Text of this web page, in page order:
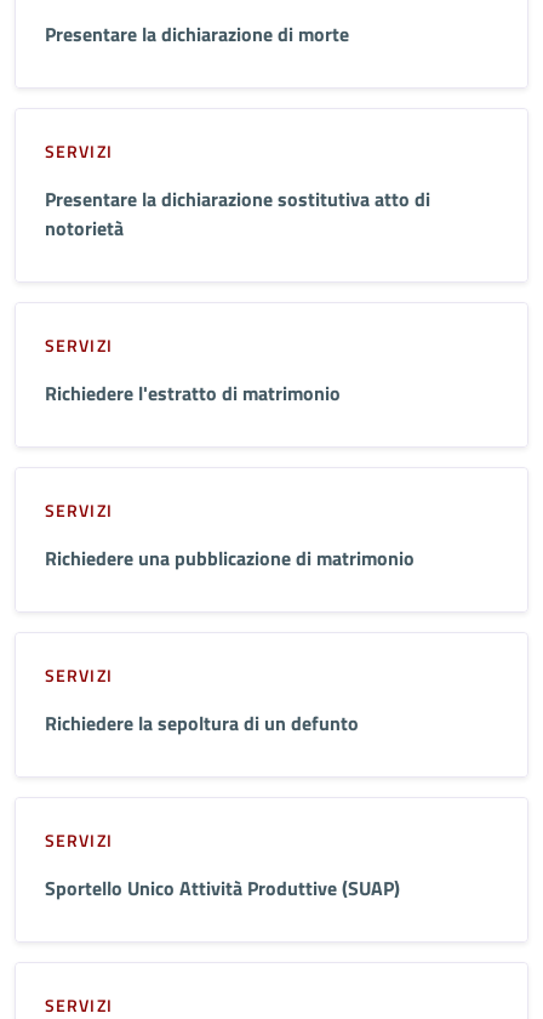
Presentare la dichiarazione di morte
SERVIZI
Presentare la dichiarazione sostitutiva atto di
notorietà
SERVIZI
Richiedere l'estratto di matrimonio
SERVIZI
Richiedere una pubblicazione di matrimonio
SERVIZI
Richiedere la sepoltura di un defunto
SERVIZI
Sportello Unico Attività Produttive (SUAP)
SERVIZI